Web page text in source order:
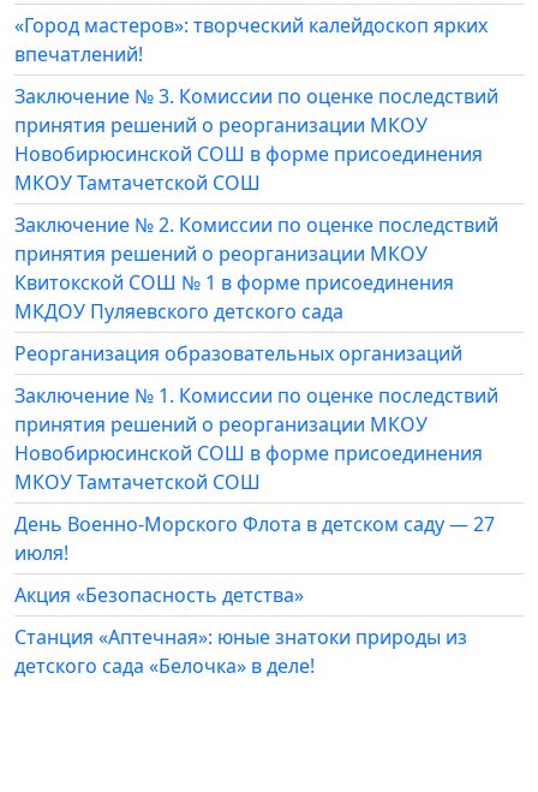
«Город мастеров»: творческий калейдоскоп ярких
впечатлений!
Заключение № 3. Комиссии по оценке последствий
принятия решений о реорганизации МКОУ
Новобирюсинской СОШ в форме присоединения
МКОУ Тамтачетской СОШ
Заключение № 2. Комиссии по оценке последствий
принятия решений о реорганизации МКОУ
Квитокской СОШ № 1 в форме присоединения
МКДОУ Пуляевского детского сада
Реорганизация образовательных организаций
Заключение № 1. Комиссии по оценке последствий
принятия решений о реорганизации МКОУ
Новобирюсинской СОШ в форме присоединения
МКОУ Тамтачетской СОШ
День Военно-Морского Флота в детском саду — 27
июля!
Акция «Безопасность детства»
Станция «Аптечная»: юные знатоки природы из
детского сада «Белочка» в деле!